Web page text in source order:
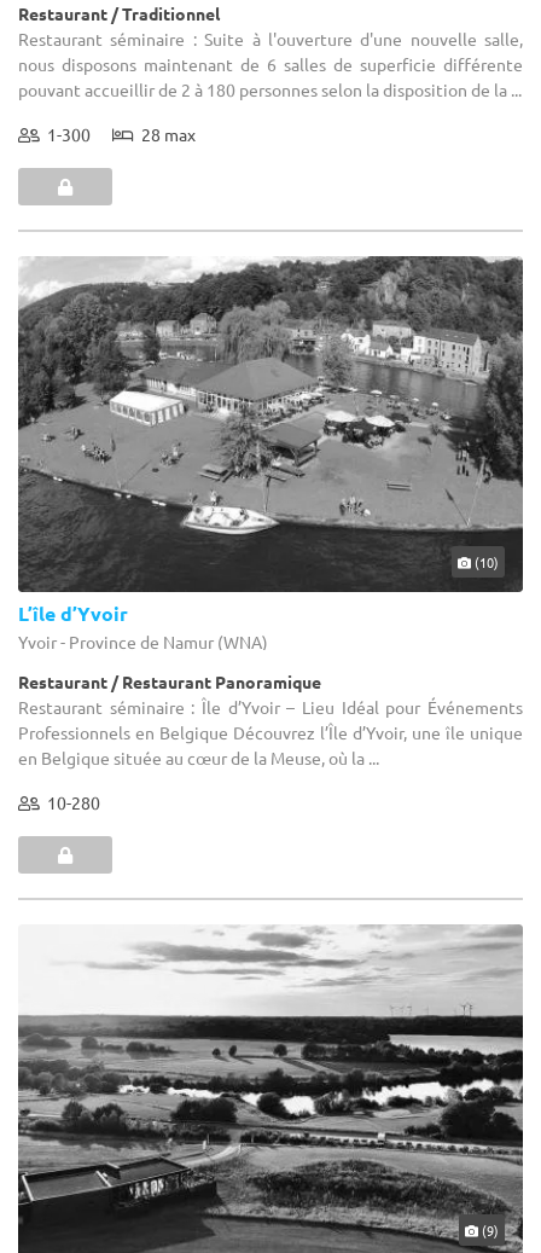
Restaurant / Traditionnel
Restaurant séminaire : Suite à l'ouverture d'une nouvelle salle,
nous disposons maintenant de 6 salles de superficie différente
pouvant accueillir de 2 à 180 personnes selon la disposition de la ...
1-300 28 max
(10)
L’île d’Yvoir
Yvoir - Province de Namur (WNA)
Restaurant / Restaurant Panoramique
Restaurant séminaire : Île d’Yvoir – Lieu Idéal pour Événements
Professionnels en Belgique Découvrez l’Île d’Yvoir, une île unique
en Belgique située au cœur de la Meuse, où la ...
10-280
(9)